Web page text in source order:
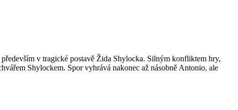
v tragické postavě Žida Shylocka. Silným konfliktem hry,
Shylockem. Spor vyhrává nakonec až násobně Antonio, ale